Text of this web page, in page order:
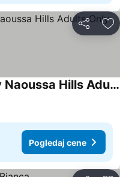
Deli
Central Boutique Hotel By Naoussa Hills Adults Only
Pogledaj cene